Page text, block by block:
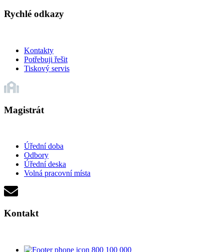
Rychlé odkazy
Kontakty
Potřebuji řešit
Tiskový servis
Magistrát
Úřední doba
Odbory
Úřední deska
Volná pracovní místa
Kontakt
800 100 000